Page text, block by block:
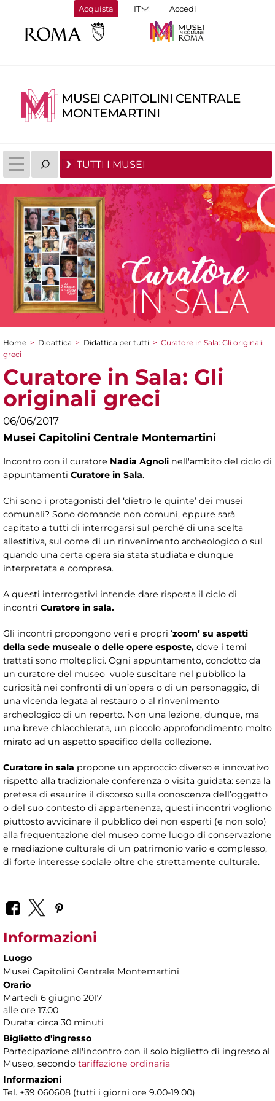
Acquista Accedi
MUSEI CAPITOLINI CENTRALE
MONTEMARTINI
TUTTI I MUSEI
Tu sei qui
Home > Didattica > Didattica per tutti > Curatore in Sala: Gli originali
greci
Curatore in Sala: Gli
originali greci
06/06/2017
Musei Capitolini Centrale Montemartini
Incontro con il curatore Nadia Agnoli nell'ambito del ciclo di
appuntamenti Curatore in Sala.
Chi sono i protagonisti del ‘dietro le quinte’ dei musei
comunali? Sono domande non comuni, eppure sarà
capitato a tutti di interrogarsi sul perché di una scelta
allestitiva, sul come di un rinvenimento archeologico o sul
quando una certa opera sia stata studiata e dunque
interpretata e compresa.
A questi interrogativi intende dare risposta il ciclo di
incontri Curatore in sala.
Gli incontri propongono veri e propri ‘zoom’ su aspetti
della sede museale o delle opere esposte, dove i temi
trattati sono molteplici. Ogni appuntamento, condotto da
un curatore del museo vuole suscitare nel pubblico la
curiosità nei confronti di un’opera o di un personaggio, di
una vicenda legata al restauro o al rinvenimento
archeologico di un reperto. Non una lezione, dunque, ma
una breve chiacchierata, un piccolo approfondimento molto
mirato ad un aspetto specifico della collezione.
Curatore in sala propone un approccio diverso e innovativo
rispetto alla tradizionale conferenza o visita guidata: senza la
pretesa di esaurire il discorso sulla conoscenza dell’oggetto
o del suo contesto di appartenenza, questi incontri vogliono
piuttosto avvicinare il pubblico dei non esperti (e non solo)
alla frequentazione del museo come luogo di conservazione
e mediazione culturale di un patrimonio vario e complesso,
di forte interesse sociale oltre che strettamente culturale.
Informazioni
Luogo
Musei Capitolini Centrale Montemartini
Orario
Martedì 6 giugno 2017
alle ore 17.00
Durata: circa 30 minuti
Biglietto d'ingresso
Partecipazione all'incontro con il solo biglietto di ingresso al
Museo, secondo tariffazione ordinaria
Informazioni
Tel. +39 060608 (tutti i giorni ore 9.00-19.00)